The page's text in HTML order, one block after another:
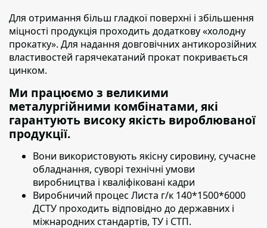
Для отримання більш гладкої поверхні і збільшення
міцності продукція проходить додаткову «холодну
прокатку». Для надання довговічних антикорозійних
властивостей гарячекатаний прокат покривається
цинком.
Ми працюємо з великими
металургійними комбінатами, які
гарантують високу якість вироблюваної
продукції.
Вони використовують якісну сировину, сучасне
обладнання, суворі технічні умови
виробництва і кваліфіковані кадри
Виробничий процес Листа г/к 140*1500*6000
ДСТУ проходить відповідно до державних і
міжнародних стандартів, ТУ і СТП.